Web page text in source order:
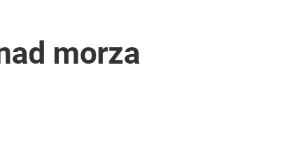
morza